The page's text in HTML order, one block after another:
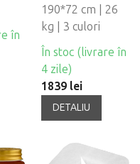
în
Luna V2
190*72 cm | 26
kg | 3 culori
În stoc (livrare în
4 zile)
1839 lei
DETALIU